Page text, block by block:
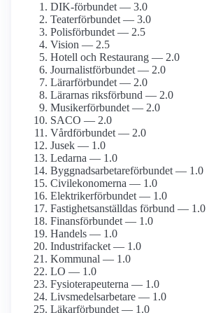
DIK-förbundet — 3.0
Teater­förbundet — 3.0
Polisförbundet — 2.5
Vision — 2.5
Hotell och Restaurang — 2.0
Journalist­förbundet — 2.0
Lärarförbundet — 2.0
Lärarnas riksförbund — 2.0
Musiker­förbundet — 2.0
SACO — 2.0
Vårdförbundet — 2.0
Jusek — 1.0
Ledarna — 1.0
Byggnadsarbetare­förbundet — 1.0
Civil­ekonomerna — 1.0
Elektriker­förbundet — 1.0
Fastighets­anställdas förbund — 1.0
Finans­förbundet — 1.0
Handels — 1.0
Industrifacket — 1.0
Kommunal — 1.0
LO — 1.0
Fysioterapeuterna — 1.0
Livsmedels­arbetare — 1.0
Läkarförbundet — 1.0